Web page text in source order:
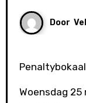
Door
Woensdag 25